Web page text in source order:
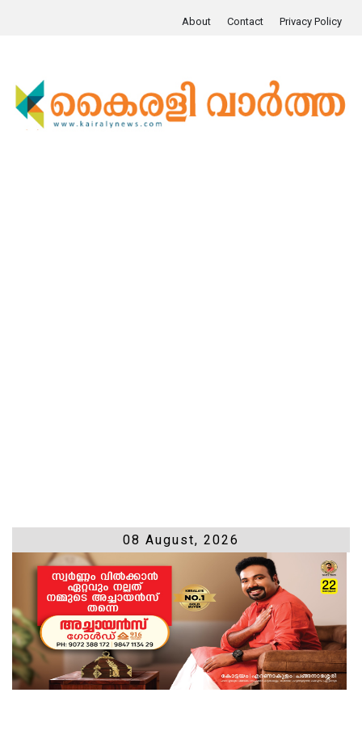
About Contact Privacy Policy
08 August, 2026